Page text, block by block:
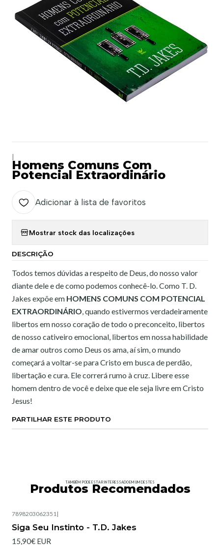
Homens Comuns Com
Potencial Extraordinário
Adicionar à lista de favoritos
Mostrar stock das localizações
DESCRIÇÃO
Todos temos dúvidas a respeito de Deus, do nosso valor
diante dele e de como podemos conhecê-lo. Como T. D.
Jakes expõe em HOMENS COMUNS COM POTENCIAL
EXTRAORDINÁRIO, quando estivermos verdadeiramente
libertos em nosso coração de todo o preconceito, libertos
de nosso cativeiro emocional, libertos em nossa habilidade
de amar outros como Deus os ama, aí sim, o mundo
começará a voltar-se para Cristo em busca de perdão,
libertação e cura. Ele correrá rumo à cruz. Libere esse
homem dentro de você e deixe que ele seja livre em Cristo
Jesus!
PARTILHAR ESTE PRODUTO
TAMBÉM PODE ESTAR INTERESSADO EM UM DESTES
Produtos Recomendados
7898203062351|
Siga Seu Instinto - T.D. Jakes
15,90€ EUR